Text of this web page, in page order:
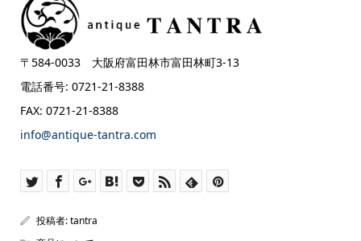
〒584-0033 大阪府富田林市富田林町3-13
電話番号: 0721-21-8388
FAX: 0721-21-8388
info@antique-tantra.com
投稿者:tantra